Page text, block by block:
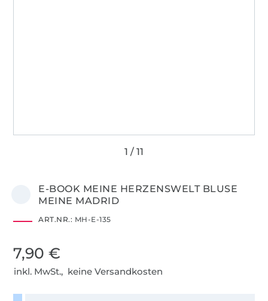
E-BOOK MEINE HERZENSWELT BLUSE
MEINE MADRID
ART.NR.: MH-E-135
7,90 €
inkl. MwSt., keine Versandkosten